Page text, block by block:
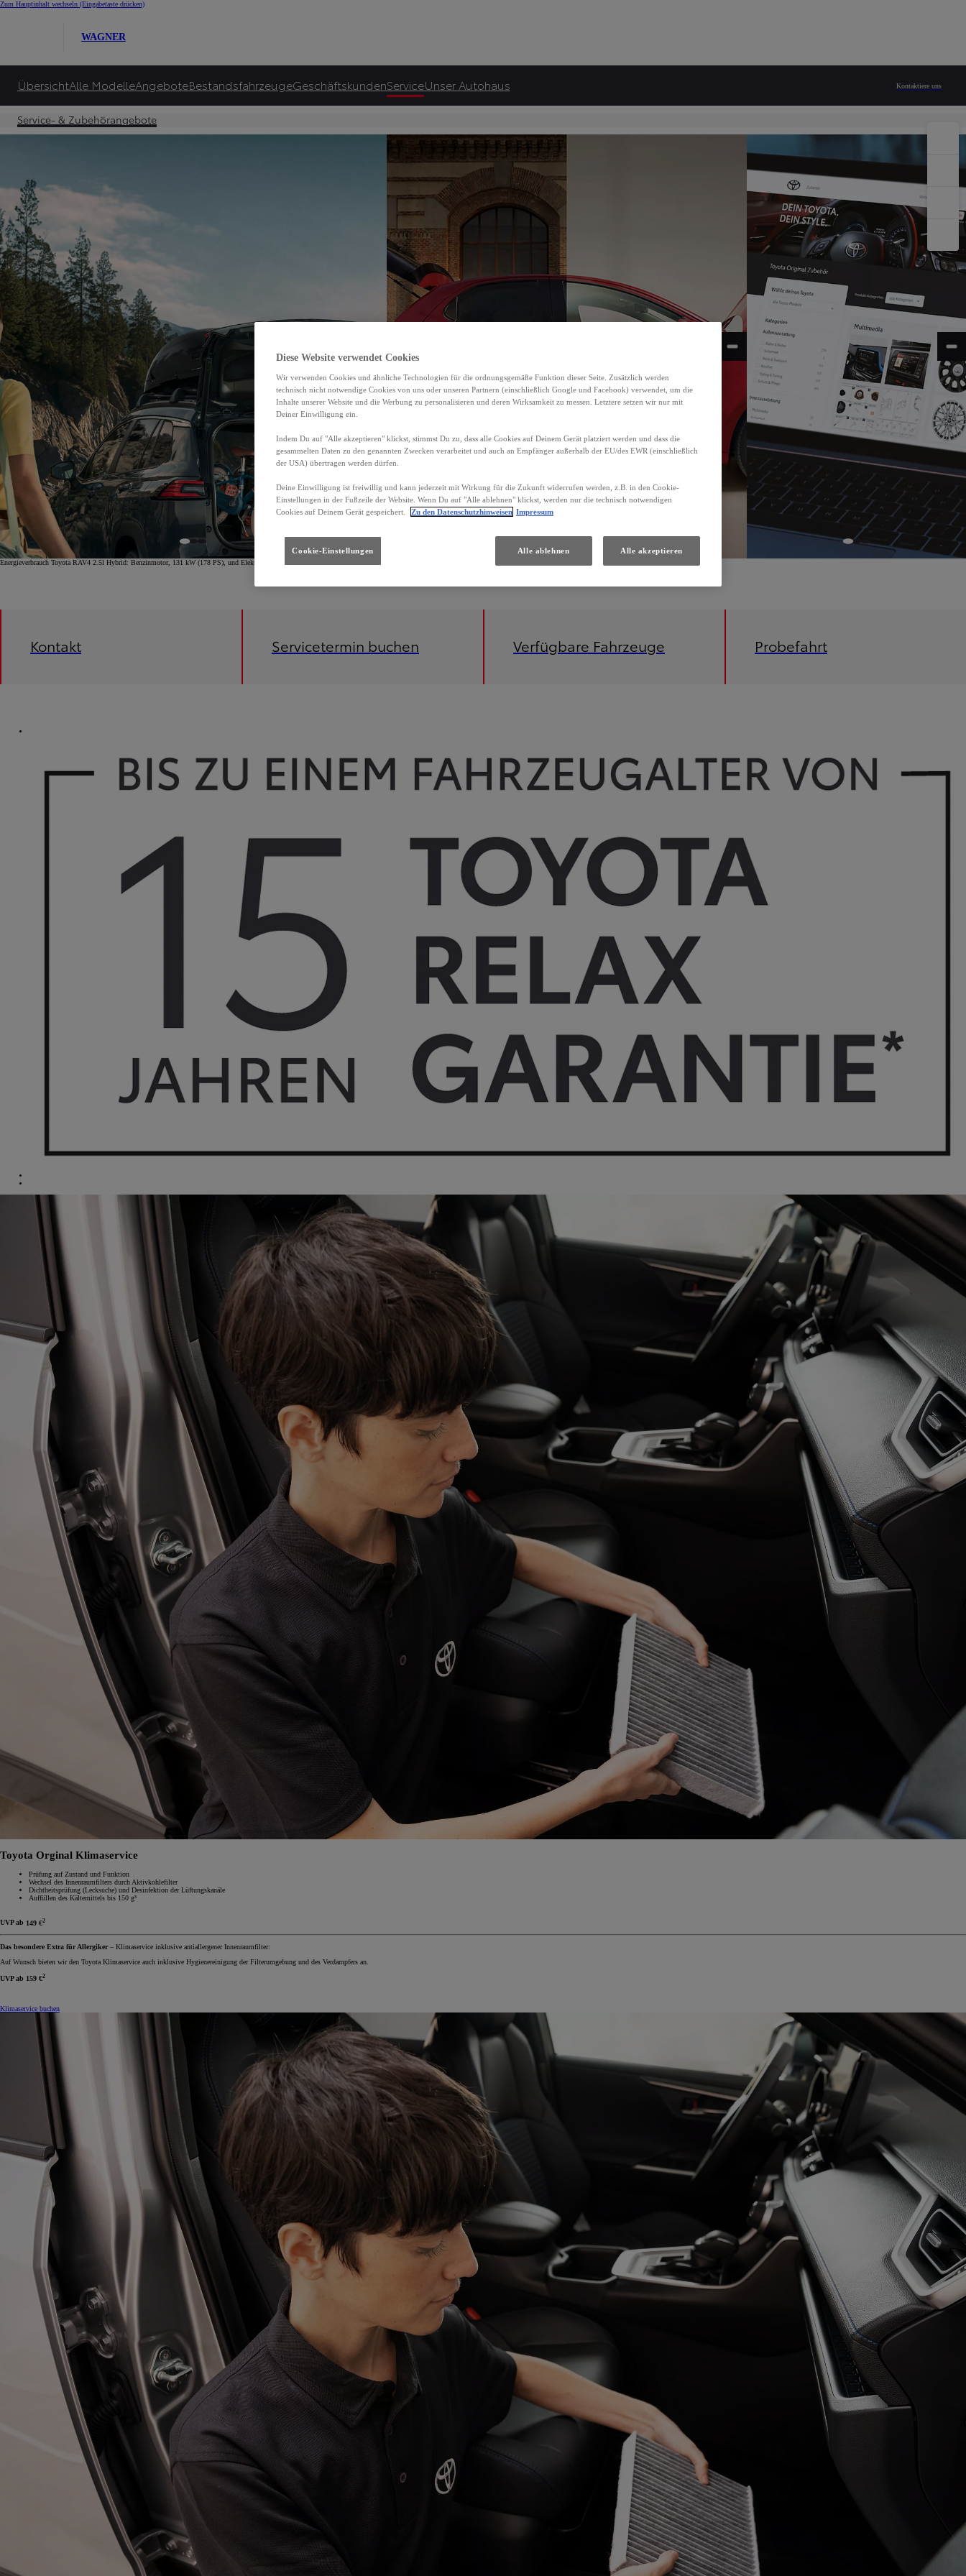
Zum Hauptinhalt wechseln (Eingabetaste drücken)
WAGNER
ÜbersichtAlle ModelleAngeboteBestandsfahrzeugeGeschäftskundenServiceUnser Autohaus Kontaktiere uns
Service- & Zubehörangebote
Service-Termin vereinbaren Service-Termin vereinbaren Zum Toyota Zubehörshop
Energieverbrauch Toyota RAV4 2.5l Hybrid: Benzinmotor, 131 kW (178 PS), und Elektromotor, 88 kW (120 PS), Systemleistung 160 kW (218 PS), kombiniert: 5.6 - 5.8 l/100 km; CO2-Emissionen kombiniert: 126 - 132 g/km; CO2-Klasse D.
Kontakt Servicetermin buchen Verfügbare Fahrzeuge Probefahrt
Toyota Orginal Klimaservice
Prüfung auf Zustand und Funktion
Wechsel des Innenraumfilters durch Aktivkohlefilter
Dichtheitsprüfung (Lecksuche) und Desinfektion der Lüftungskanäle
Auffüllen des Kältemittels bis 150 g³
UVP ab 149 €2
Das besondere Extra für Allergiker– Klimaservice inklusive antiallergener Innenraumfilter:
Auf Wunsch bieten wir den Toyota Klimaservice auch inklusive Hygienereinigung der Filterumgebung und des Verdampfers an.
UVP ab 159 €2
Klimaservice buchen
Diese Website verwendet Cookies
Wir verwenden Cookies und ähnliche Technologien für die ordnungsgemäße Funktion dieser Seite. Zusätzlich werden
technisch nicht notwendige Cookies von uns oder unseren Partnern (einschließlich Google und Facebook) verwendet, um die
Inhalte unserer Website und die Werbung zu personalisieren und deren Wirksamkeit zu messen. Letztere setzen wir nur mit
Deiner Einwilligung ein.
Indem Du auf "Alle akzeptieren" klickst, stimmst Du zu, dass alle Cookies auf Deinem Gerät platziert werden und dass die
gesammelten Daten zu den genannten Zwecken verarbeitet und auch an Empfänger außerhalb der EU/des EWR (einschließlich
der USA) übertragen werden dürfen.
Deine Einwilligung ist freiwillig und kann jederzeit mit Wirkung für die Zukunft widerrufen werden, z.B. in den Cookie-
Einstellungen in der Fußzeile der Website. Wenn Du auf "Alle ablehnen" klickst, werden nur die technisch notwendigen
Cookies auf Deinem Gerät gespeichert.
Zu den Datenschutzhinweisen Impressum
Cookie-Einstellungen Alle ablehnen Alle akzeptieren